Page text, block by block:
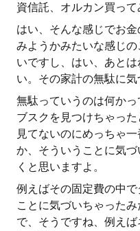
資信託、オルカン買って
はい、そんな感じでお
みようかみたいな感じ
いですし、はい、あと
い。その家計の無駄に気
無駄っていうのは何か
ブスクを見つけちゃっ
見てないのにめっちゃ
か、そういうことに気
くと思いますよ。
例えばその固定費の中
ことに気づいちゃった
で、そうですね、例え